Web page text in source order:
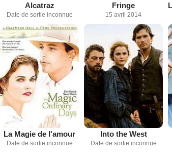
Alcatraz
Date de sortie inconnue
Fringe
15 avril 2014
La Magie de l'amour
Date de sortie inconnue
Into the West
Date de sortie inconnue